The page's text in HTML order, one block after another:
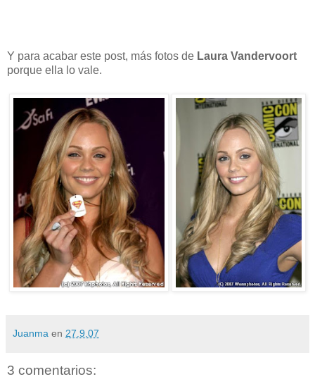
Y para acabar este post, más fotos de Laura Vandervoort
porque ella lo vale.
Juanma en 27.9.07
3 comentarios: